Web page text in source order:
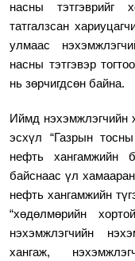
насны тэтгэврийг
татгалзсан
улмаас
насны тэтгэвэр
нь зөрчигдсөн байна.
Иймд нэхэмжлэгчийн
эсхүл “Газрын
нефть хангамжийн
байснаас үл хамааран
нефть хангамжийн
“хөдөлмөрийн
нэхэмжлэгчийн
хангаж,